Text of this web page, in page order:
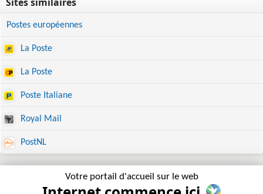
Postes européennes
La Poste
La Poste
Poste Italiane
Royal Mail
PostNL
Votre portail d'accueil sur le web